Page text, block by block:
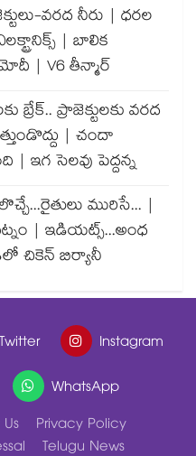
వరద నీరు | ధరల
| బాలిక
| V6 తీన్మార్
బ్రేక్.. ప్రాజెక్టులకు వరద
| చందా
| ఇగ సెలవు పెద్దన్న
మురిసే... |
| ఇడియట్స్...అంధ
చికెన్ బిర్యానీ
Twitter
Instagram
WhatsApp
Privacy Policy
Telugu News